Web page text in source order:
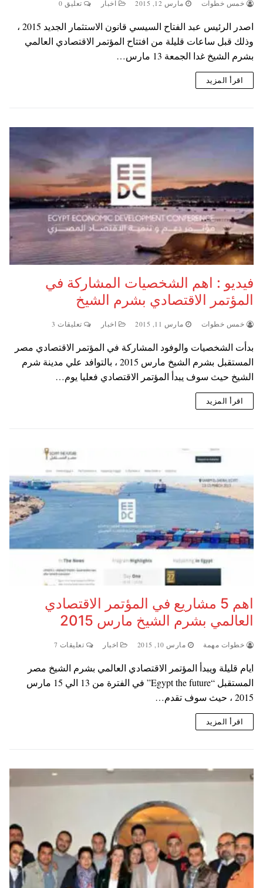
خمس خطوات مارس 12, 2015 اخبار تعليق 0
اصدر الرئيس عبد الفتاح السيسي قانون الاستثمار الجديد 2015 ،
وذلك قبل ساعات قليلة من افتتاح المؤتمر الاقتصادي العالمي
بشرم الشيخ غدا الجمعة 13 مارس…
اقرأ المزيد
فيديو : اهم الشخصيات المشاركة في
المؤتمر الاقتصادي بشرم الشيخ
خمس خطوات مارس 11, 2015 اخبار تعليقات 3
بدأت الشخصيات والوفود المشاركة في المؤتمر الاقتصادي مصر
المستقبل بشرم الشيخ مارس 2015 ، بالتوافد علي مدينة شرم
الشيخ حيث سوف يبدأ المؤتمر الاقتصادي فعليا يوم…
اقرأ المزيد
اهم 5 مشاريع في المؤتمر الاقتصادي
العالمي بشرم الشيخ مارس 2015
خطوات مهمة مارس 10, 2015 اخبار تعليقات 7
ايام قليلة ويبدأ المؤتمر الاقتصادي العالمي بشرم الشيخ مصر
المستقبل “Egypt the future” في الفترة من 13 الي 15 مارس
2015 ، حيث سوف تقدم…
اقرأ المزيد